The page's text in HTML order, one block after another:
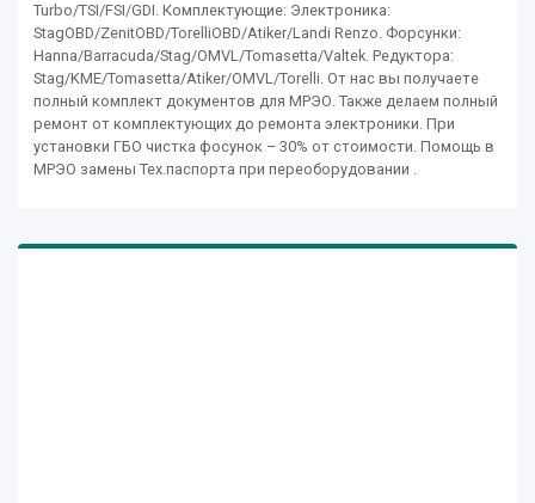
Turbo/TSI/FSI/GDI. Комплектующие: Электроника:
StagOBD/ZenitOBD/TorelliOBD/Atiker/Landi Renzo. Форсунки:
Hanna/Barracuda/Stag/OMVL/Tomasetta/Valtek. Редуктора:
Stag/KME/Tomasetta/Atiker/OMVL/Torelli. От нас вы получаете
полный комплект документов для МРЭО. Также делаем полный
ремонт от комплектующих до ремонта электроники. При
установки ГБО чистка фосунок – 30% от стоимости. Помощь в
МРЭО замены Тех.паспорта при переоборудовании .